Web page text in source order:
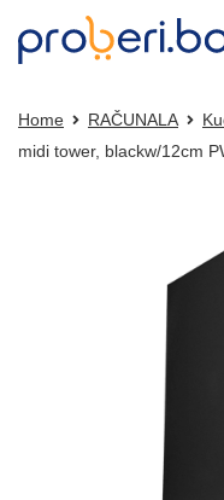
Home RAČUNALA
midi tower, blackw/12cm